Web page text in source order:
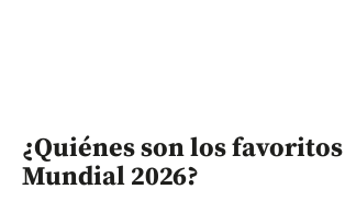
¿Quiénes son los
Mundial 2026?